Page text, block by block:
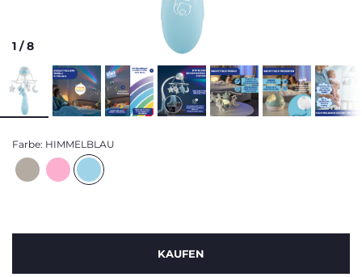
1 /8
Farbe: HIMMELBLAU
KAUFEN